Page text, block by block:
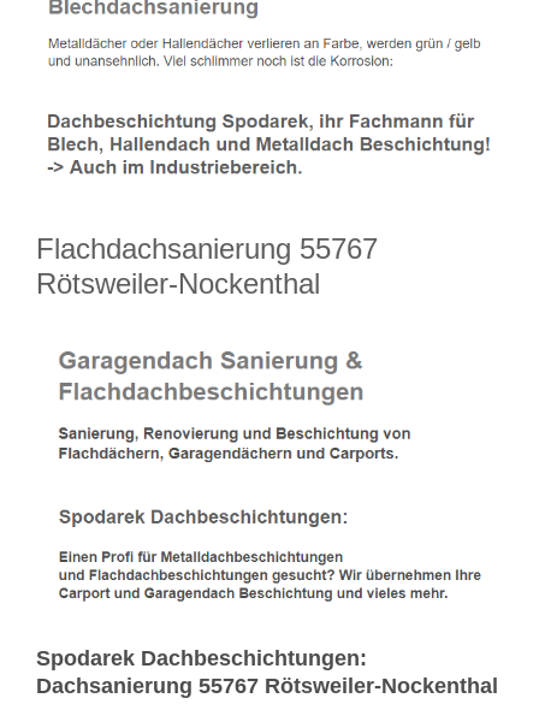
Flachdachsanierung 55767
Rötsweiler-Nockenthal
Spodarek Dachbeschichtungen:
Dachsanierung 55767 Rötsweiler-Nockenthal